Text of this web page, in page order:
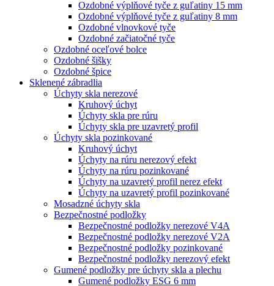
Ozdobné výplňové tyče z guľatiny 15 mm
Ozdobné výplňové tyče z guľatiny 8 mm
Ozdobné vlnovkové tyče
Ozdobné začiatočné tyče
Ozdobné oceľové bolce
Ozdobné šišky
Ozdobné špice
Sklenené zábradlia
Úchyty skla nerezové
Kruhový úchyt
Úchyty skla pre rúru
Úchyty skla pre uzavretý profil
Úchyty skla pozinkované
Kruhový úchyt
Úchyty na rúru nerezový efekt
Úchyty na rúru pozinkované
Úchyty na uzavretý profil nerez efekt
Úchyty na uzavretý profil pozinkované
Mosadzné úchyty skla
Bezpečnostné podložky
Bezpečnostné podložky nerezové V4A
Bezpečnostné podložky nerezové V2A
Bezpečnostné podložky pozinkované
Bezpečnostné podložky nerezový efekt
Gumené podložky pre úchyty skla a plechu
Gumené podložky ESG 6 mm